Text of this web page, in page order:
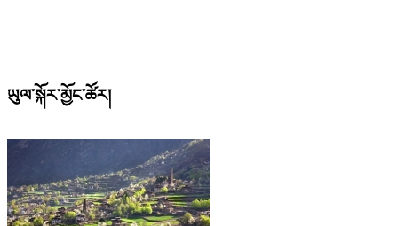
ཡུལ་སྐོར་མྱོང་ཚོར།